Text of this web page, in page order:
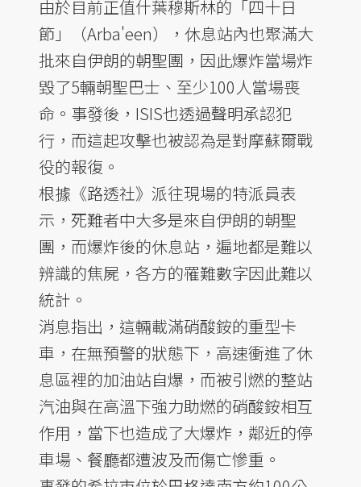
由於目前正值什葉穆斯林的「四十日
節」（Arba'een），休息站內也聚滿大
批來自伊朗的朝聖團，因此爆炸當場炸
毀了5輛朝聖巴士、至少100人當場喪
命。事發後，ISIS也透過聲明承認犯
行，而這起攻擊也被認為是對摩蘇爾戰
役的報復。
根據《路透社》派往現場的特派員表
示，死難者中大多是來自伊朗的朝聖
團，而爆炸後的休息站，遍地都是難以
辨識的焦屍，各方的罹難數字因此難以
統計。
消息指出，這輛載滿硝酸銨的重型卡
車，在無預警的狀態下，高速衝進了休
息區裡的加油站自爆，而被引燃的整站
汽油與在高溫下強力助燃的硝酸銨相互
作用，當下也造成了大爆炸，鄰近的停
車場、餐廳都遭波及而傷亡慘重。